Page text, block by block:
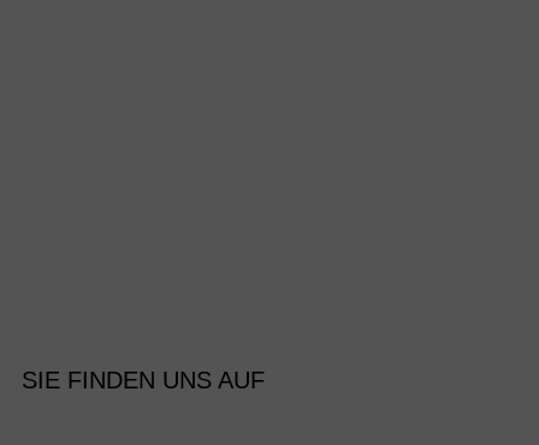
SIE FINDEN UNS AUF